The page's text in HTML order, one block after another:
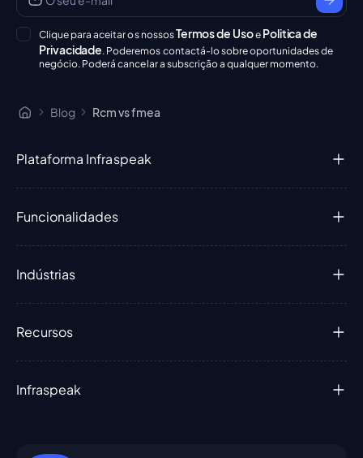
Clique para aceitar os nossosTermos de Usoe Politica de
Privacidade. Poderemos contactá-lo sobre oportunidades de
negócio. Poderá cancelar a subscrição a qualquer momento.
Blog Rcm vs fmea
Plataforma Infraspeak
Funcionalidades
Indústrias
Recursos
Infraspeak